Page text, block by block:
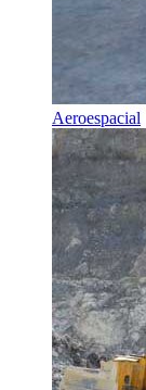
Aeroespacial